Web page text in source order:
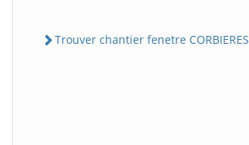
Trouver chantier fenetre CORBIERES